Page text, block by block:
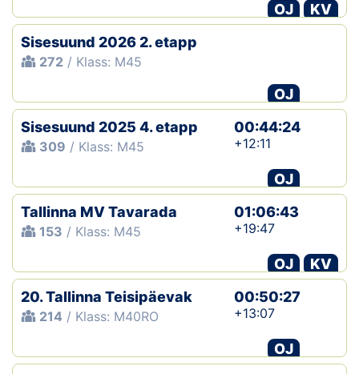
OJ
KV
Sisesuund 2026 2. etapp
272 / Klass: M45
OJ
Sisesuund 2025 4. etapp
309 / Klass: M45
00:44:24
+12:11
OJ
Tallinna MV Tavarada
153 / Klass: M45
01:06:43
+19:47
OJ
KV
20. Tallinna Teisipäevak
214 / Klass: M40RO
00:50:27
+13:07
OJ